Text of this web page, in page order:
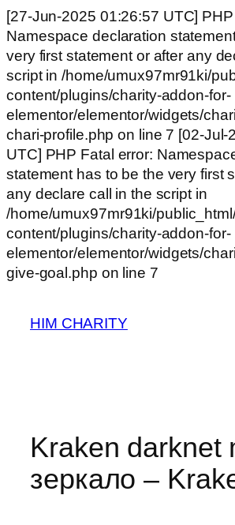
[27-Jun-2025 01:26:57 UTC]
Namespace declaration
very first statement or after any
script in /home/umux97mr91ki/
content/plugins/charity-addon-for-
elementor/elementor/widgets/
chari-profile.php on line 7 [02-Jul-
UTC] PHP Fatal error:
statement has to be the very first
any declare call in the script in
/home/umux97mr91ki/
content/plugins/charity-addon-for-
elementor/elementor/widgets/
give-goal.php on line 7
HIM CHARITY
Kraken darknet
зеркало –